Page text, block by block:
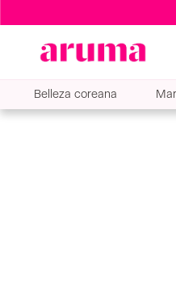
Belleza coreana